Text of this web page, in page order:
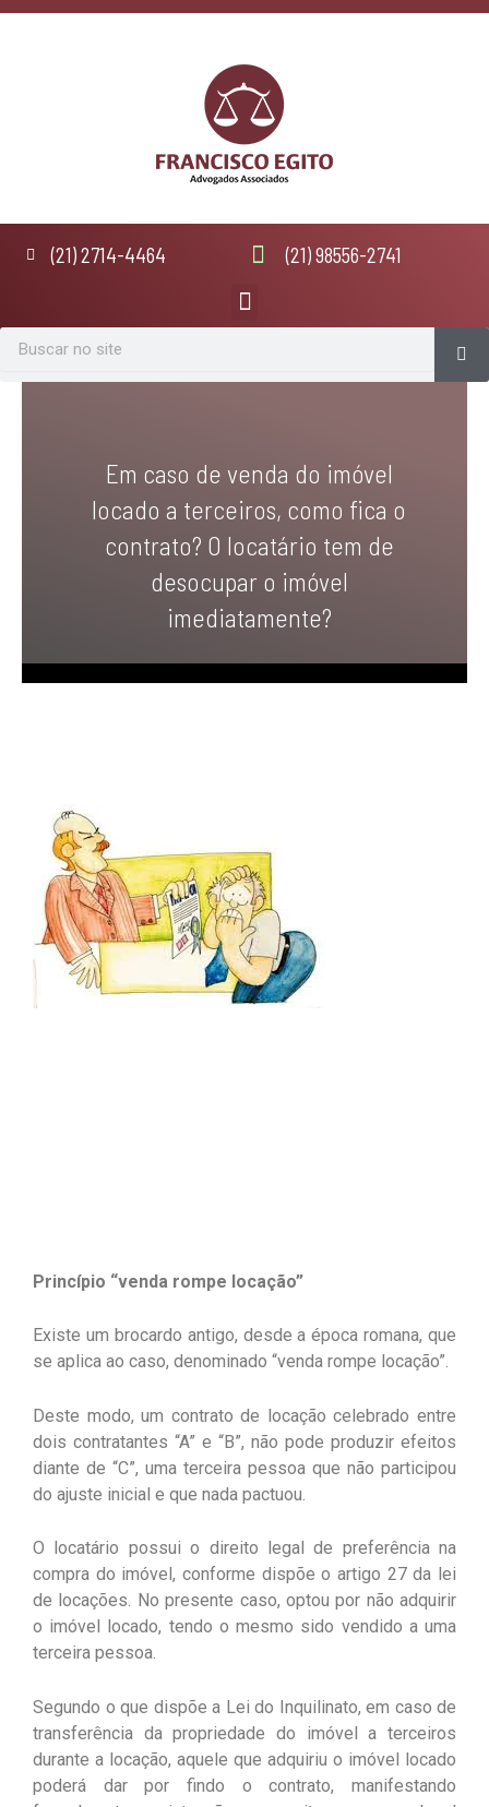
Ir
(21) 2714-4464 (21) 98556-2741
Em caso de venda do imóvel
locado a terceiros, como fica o
contrato? O locatário tem de
desocupar o imóvel
imediatamente?
Princípio “venda rompe locação”
Existe um brocardo antigo, desde a época romana, que
se aplica ao caso, denominado “venda rompe locação”.
Deste modo, um contrato de locação celebrado entre
dois contratantes “A” e “B”, não pode produzir efeitos
diante de “C”, uma terceira pessoa que não participou
do ajuste inicial e que nada pactuou.
O locatário possui o direito legal de preferência na
compra do imóvel, conforme dispõe o artigo 27 da lei
de locações. No presente caso, optou por não adquirir
o imóvel locado, tendo o mesmo sido vendido a uma
terceira pessoa.
Segundo o que dispõe a Lei do Inquilinato, em caso de
transferência da propriedade do imóvel a terceiros
durante a locação, aquele que adquiriu o imóvel locado
poderá dar por findo o contrato, manifestando